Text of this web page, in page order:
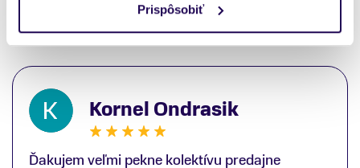
Prispôsobiť
Recenzie zákazníkov
Kornel Ondrasik
Ďakujem veľmi pekne kolektívu predajne